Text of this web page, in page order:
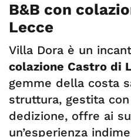
B&B con
Lecce
Villa Dora è un
colazione Castro di
gemme della costa
struttura, gestita
dedizione, offre ai
un’esperienza